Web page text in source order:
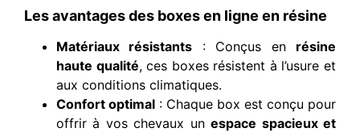
Les avantages des boxes en ligne en résine
Matériaux résistants : Conçus en résine
haute qualité, ces boxes résistent à l’usure et
aux conditions climatiques.
Confort optimal : Chaque box est conçu pour
offrir à vos chevaux unespace spacieux et